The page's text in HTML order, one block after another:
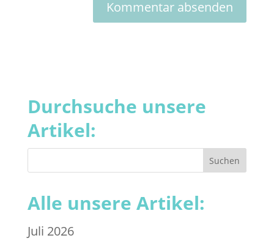
Durchsuche unsere
Artikel:
Alle unsere Artikel:
Juli 2026